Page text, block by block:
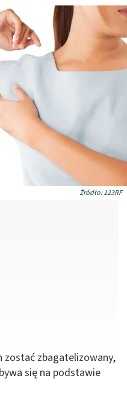
Źródło: 123RF
zostać zbagatelizowany,
się na podstawie